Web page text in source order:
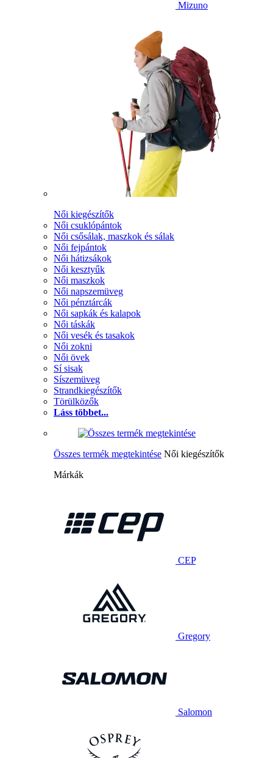
Mizuno
Női kiegészítők
Női csuklópántok
Női csősálak, maszkok és sálak
Női fejpántok
Női hátizsákok
Női kesztyűk
Női maszkok
Női napszemüveg
Női pénztárcák
Női sapkák és kalapok
Női táskák
Női vesék és tasakok
Női zokni
Női övek
Sí sisak
Síszemüveg
Strandkiegészítők
Törülközők
Láss többet...
Összes termék megtekintése Női kiegészítők
Márkák
CEP
Gregory
Salomon